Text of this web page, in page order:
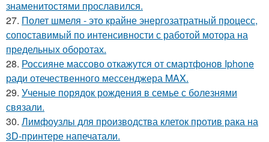
знаменитостями прославился.
27. Полет шмеля - это крайне энергозатратный процесс,
сопоставимый по интенсивности с работой мотора на
предельных оборотах.
28. Россияне массово откажутся от смартфонов Iphone
ради отечественного мессенджера MAX.
29. Ученые порядок рождения в семье с болезнями
связали.
30. Лимфоузлы для производства клеток против рака на
3D-принтере напечатали.